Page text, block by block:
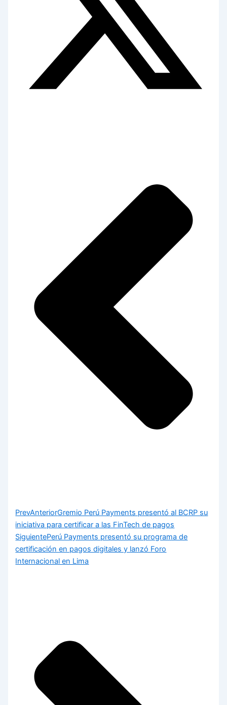
PrevAnteriorGremio Perú Payments presentó al BCRP su
iniciativa para certificar a las FinTech de pagos
SiguientePerú Payments presentó su programa de
certificación en pagos digitales y lanzó Foro
Internacional en Lima